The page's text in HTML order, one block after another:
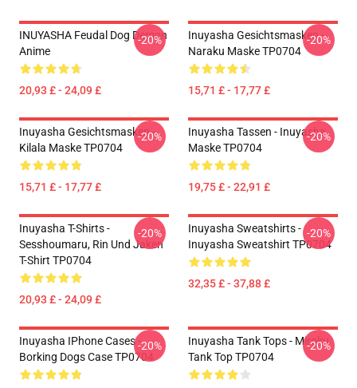
INUYASHA Feudal Dog Demon
Anime
20,93 £ - 24,09 £
-20%
Inuyasha Gesichtsmasken -
Naraku Maske TP0704
15,71 £ - 17,77 £
-20%
Inuyasha Gesichtsmasken -
Kilala Maske TP0704
15,71 £ - 17,77 £
-20%
Inuyasha Tassen - Inuyasha
Maske TP0704
19,75 £ - 22,91 £
-20%
Inuyasha T-Shirts -
Sesshoumaru, Rin Und Jaken
T-Shirt TP0704
20,93 £ - 24,09 £
-20%
Inuyasha Sweatshirts -
Inuyasha Sweatshirt TP0704
32,35 £ - 37,88 £
-20%
Inuyasha IPhone Cases -
Borking Dogs Case TP0704
-20%
Inuyasha Tank Tops - Miroku
Tank Top TP0704
-20%